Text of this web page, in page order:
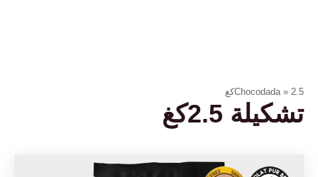
Chocodada» 2.5كغ
تشكيلة 2.5كغ